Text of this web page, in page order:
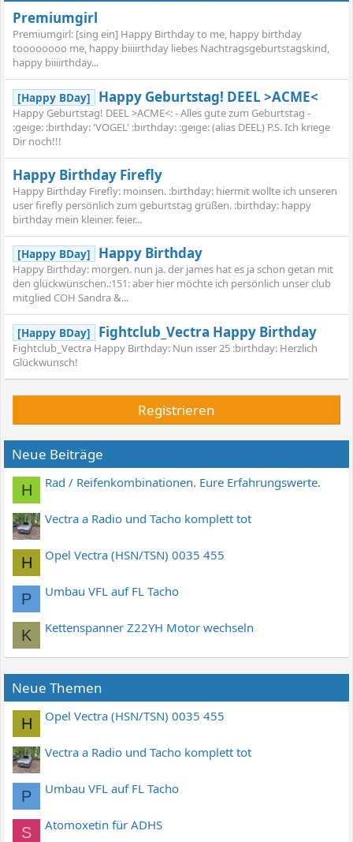
Premiumgirl
Premiumgirl: [sing ein] Happy Birthday to me, happy birthday
toooooooo me, happy biiiirthday liebes Nachtragsgeburtstagskind,
happy biiiirthday...
[Happy BDay] Happy Geburtstag! DEEL >ACME<
Happy Geburtstag! DEEL >ACME<: - Alles gute zum Geburtstag -
:geige: :birthday: 'VOGEL' :birthday: :geige: (alias DEEL) P.S. Ich kriege
Dir noch!!!
Happy Birthday Firefly
Happy Birthday Firefly: moinsen. :birthday: hiermit wollte ich unseren
user firefly persönlich zum geburtstag grüßen. :birthday: happy
birthday mein kleiner. feier...
[Happy BDay] Happy Birthday
Happy Birthday: morgen. nun ja. der james hat es ja schon getan mit
den glückwünschen.:151: aber hier möchte ich persönlich unser club
mitglied COH Sandra &...
[Happy BDay] Fightclub_Vectra Happy Birthday
Fightclub_Vectra Happy Birthday: Nun isser 25 :birthday: Herzlich
Glückwunsch!
Registrieren
Neue Beiträge
H Rad / Reifenkombinationen. Eure Erfahrungswerte.
Vectra a Radio und Tacho komplett tot
H Opel Vectra (HSN/TSN) 0035 455
P Umbau VFL auf FL Tacho
K Kettenspanner Z22YH Motor wechseln
Neue Themen
H Opel Vectra (HSN/TSN) 0035 455
Vectra a Radio und Tacho komplett tot
P Umbau VFL auf FL Tacho
S Atomoxetin für ADHS